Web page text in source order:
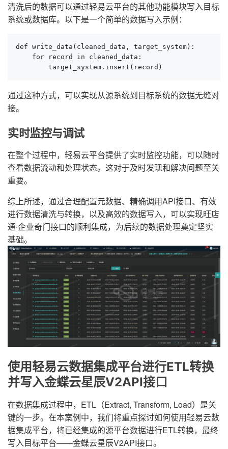
清洗后的数据可以通过轻易云平台的其他功能模块写入目标
系统或数据库。以下是一个简单的数据写入示例：
def write_data(cleaned_data, target_system):
    for record in cleaned_data:
        target_system.insert(record)
通过这种方式，可以实现从源系统到目标系统的数据无缝对
接。
实时监控与调试
在整个过程中，轻易云平台提供了实时监控功能，可以随时
查看数据流动和处理状态。这对于及时发现和解决问题至关
重要。
综上所述，通过合理配置元数据、精确调用API接口、有效
进行数据清洗与转换，以及高效的数据写入，可以实现旺店
通·企业奇门接口的顺利集成，为后续的数据处理奠定坚实
基础。
使用轻易云数据集成平台进行ETL转换
并写入金蝶云星辰V2API接口
在数据集成过程中，ETL（Extract, Transform, Load）是关
键的一步。在本案例中，我们将重点探讨如何使用轻易云数
据集成平台，将已经集成的源平台数据进行ETL转换，最终
写入目标平台——金蝶云星辰V2API接口。